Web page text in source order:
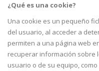
¿Qué es una cookie?
Una cookie es un pequeño
del usuario, al acceder a
permiten a una página web
recuperar información sobre
usuario o de su equipo,